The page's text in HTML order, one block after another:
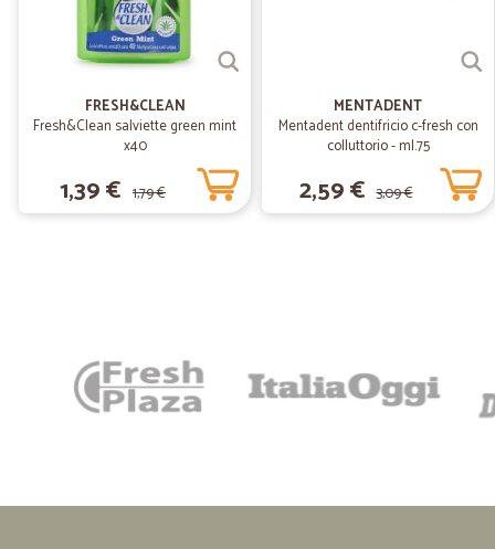
FRESH&CLEAN
Fresh&Clean salviette green mint
x40
1,39 € 1,79 €
MENTADENT
Mentadent dentifricio c-fresh con
colluttorio - ml.75
2,59 € 3,09 €